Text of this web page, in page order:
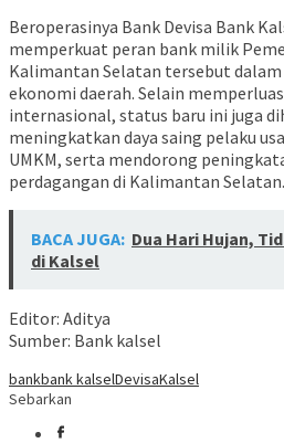
Beroperasinya Bank Devisa Bank
memperkuat peran bank milik
Kalimantan Selatan tersebut
ekonomi daerah. Selain
internasional, status baru ini juga
meningkatkan daya saing pelaku
UMKM, serta mendorong
perdagangan di Kalimantan Selatan.
BACA JUGA: Dua Hari Hujan,
di Kalsel
Editor: Aditya
Sumber: Bank kalsel
bankbank kalselDevisaKalsel
Sebarkan